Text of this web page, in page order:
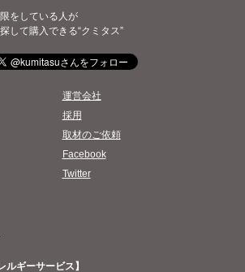
をしている人が
して購入できる“クミタス”
運営会社
採用
取材のご依頼
Facebook
Twitter
ルギーサービス】